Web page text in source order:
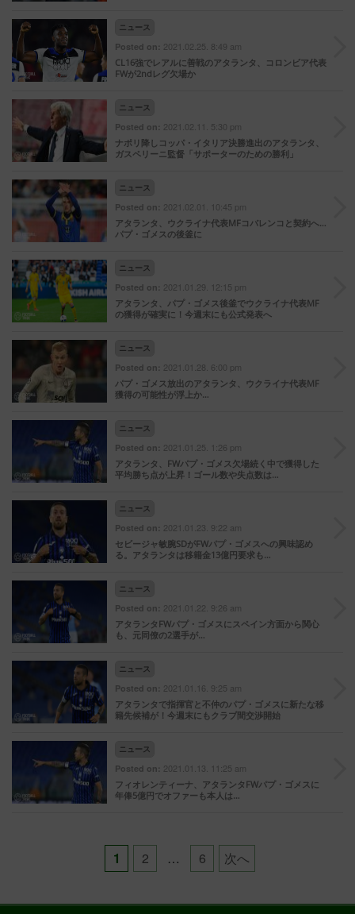
ニュース
Posted on: 2021.02.25. 8:49 am
CL16強でレアルに善戦のアタランタ、コロンビア代表
FWが2ndレグ欠場か
ニュース
Posted on: 2021.02.11. 5:30 pm
ナポリ降しコッパ・イタリア決勝進出のアタランタ、
ガスペリーニ監督「サポーターのための勝利」
ニュース
Posted on: 2021.02.01. 10:45 pm
アタランタ、ウクライナ代表MFコバレンコと契約へ…
パプ・ゴメスの後釜に
ニュース
Posted on: 2021.01.29. 12:15 pm
アタランタ、パプ・ゴメス後釜でウクライナ代表MF
の獲得が確実に！今週末にも公式発表へ
ニュース
Posted on: 2021.01.28. 6:00 pm
パプ・ゴメス放出のアタランタ、ウクライナ代表MF
獲得の可能性が浮上か…
ニュース
Posted on: 2021.01.25. 1:26 pm
アタランタ、FWパプ・ゴメス欠場続く中で獲得した
平均勝ち点が上昇！ゴール数や失点数は…
ニュース
Posted on: 2021.01.23. 9:22 am
セビージャ敏腕SDがFWパプ・ゴメスへの興味認め
る。アタランタは移籍金13億円要求も…
ニュース
Posted on: 2021.01.22. 9:26 am
アタランタFWパプ・ゴメスにスペイン方面から関心
も、元同僚の2選手が…
ニュース
Posted on: 2021.01.16. 9:25 am
アタランタで指揮官と不仲のパプ・ゴメスに新たな移
籍先候補が！今週末にもクラブ間交渉開始
ニュース
Posted on: 2021.01.13. 11:25 am
フィオレンティーナ、アタランタFWパプ・ゴメスに
年俸5億円でオファーも本人は…
Posts
pagination
1 2 … 6 次へ